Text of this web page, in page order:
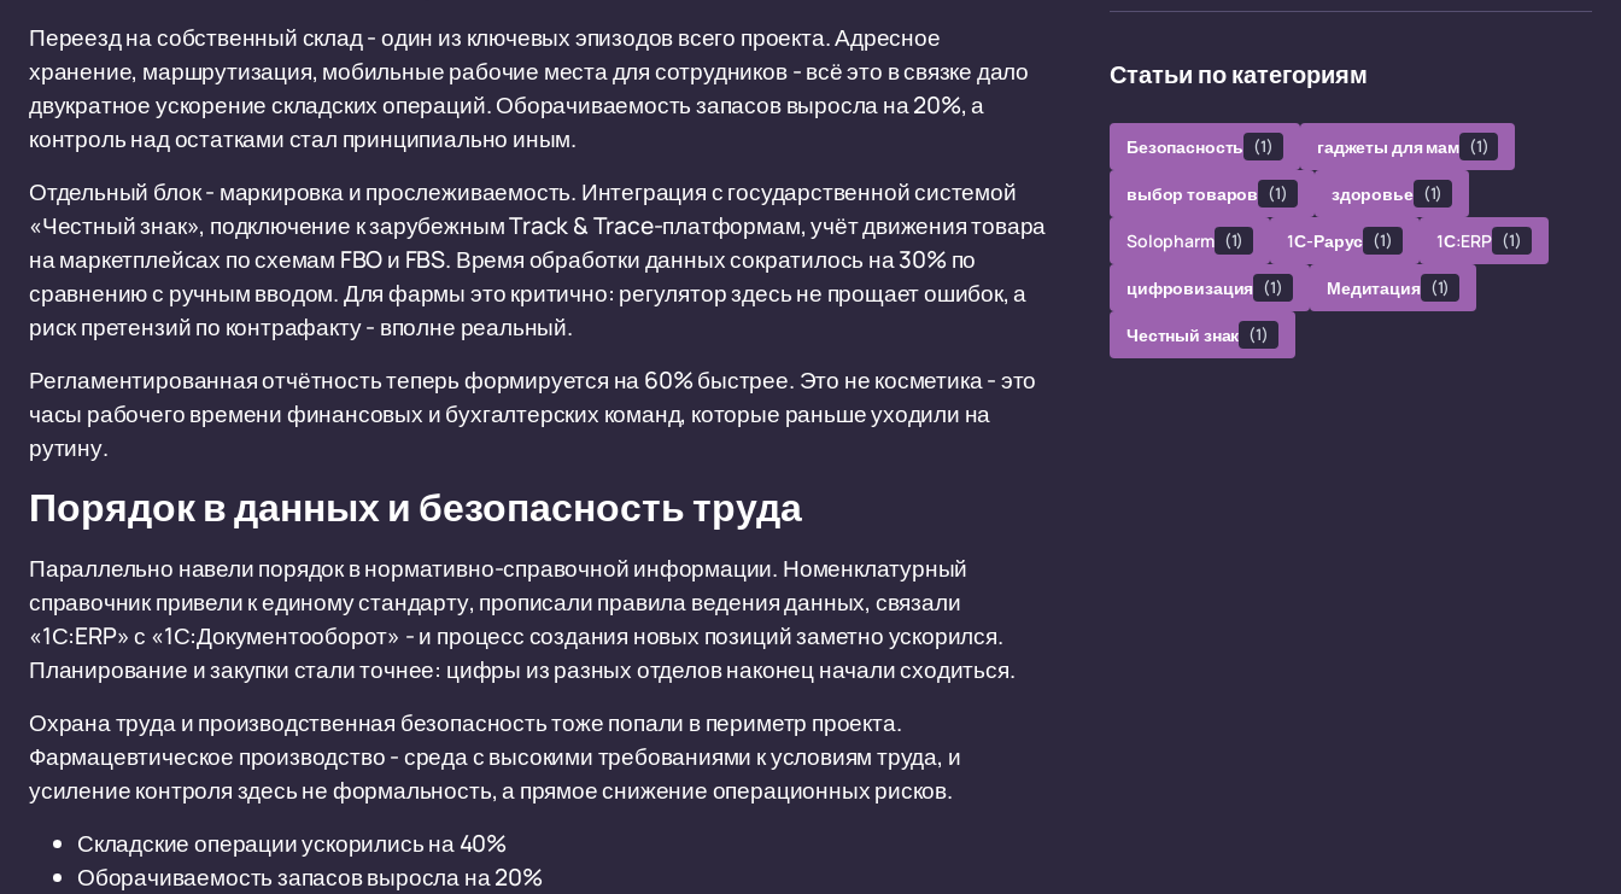
Переезд на собственный склад - один из ключевых эпизодов всего проекта. Адресное
хранение, маршрутизация, мобильные рабочие места для сотрудников - всё это в связке дало
двукратное ускорение складских операций. Оборачиваемость запасов выросла на 20%, а
контроль над остатками стал принципиально иным.
Отдельный блок - маркировка и прослеживаемость. Интеграция с государственной системой
«Честный знак», подключение к зарубежным Track & Trace-платформам, учёт движения товара
на маркетплейсах по схемам FBO и FBS. Время обработки данных сократилось на 30% по
сравнению с ручным вводом. Для фармы это критично: регулятор здесь не прощает ошибок, а
риск претензий по контрафакту - вполне реальный.
Регламентированная отчётность теперь формируется на 60% быстрее. Это не косметика - это
часы рабочего времени финансовых и бухгалтерских команд, которые раньше уходили на
рутину.
Порядок в данных и безопасность труда
Параллельно навели порядок в нормативно-справочной информации. Номенклатурный
справочник привели к единому стандарту, прописали правила ведения данных, связали
«1С:ERP» с «1С:Документооборот» - и процесс создания новых позиций заметно ускорился.
Планирование и закупки стали точнее: цифры из разных отделов наконец начали сходиться.
Охрана труда и производственная безопасность тоже попали в периметр проекта.
Фармацевтическое производство - среда с высокими требованиями к условиям труда, и
усиление контроля здесь не формальность, а прямое снижение операционных рисков.
Складские операции ускорились на 40%
Оборачиваемость запасов выросла на 20%
Статьи по категориям
Безопасность (1) гаджеты для мам (1)
выбор товаров (1) здоровье (1)
Solopharm (1) 1С-Рарус (1) 1С:ERP (1)
цифровизация (1) Медитация (1)
Честный знак (1)